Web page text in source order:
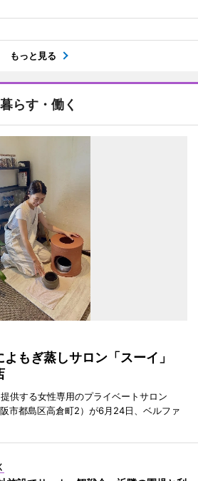
もっと見る
暮らす・働く
よもぎ蒸しサロン「スーイ」
供する女性専用のプライベートサロン
市都島区高倉町2）が6月24日、ベルファ